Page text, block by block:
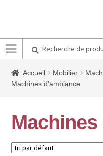
pour :
Accueil Mobilier
Machines d'ambiance